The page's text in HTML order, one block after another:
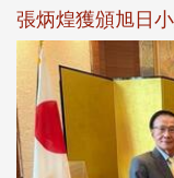
張炳煌獲頒旭日